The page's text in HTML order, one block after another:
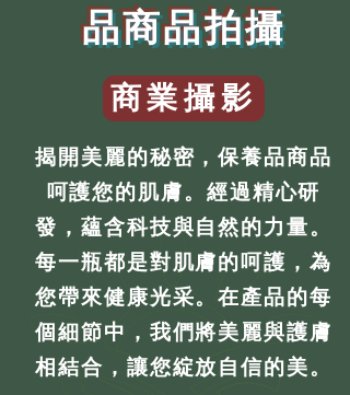
品商品拍攝
商業攝影
揭開美麗的秘密，保養品商品
呵護您的肌膚。經過精心研
發，蘊含科技與自然的力量。
每一瓶都是對肌膚的呵護，為
您帶來健康光采。在產品的每
個細節中，我們將美麗與護膚
相結合，讓您綻放自信的美。